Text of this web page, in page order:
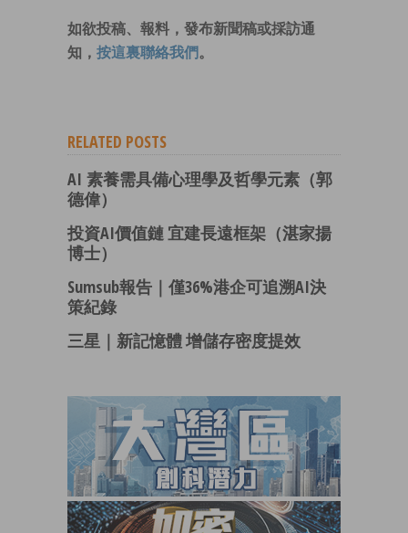
如欲投稿、報料，發布新聞稿或採訪通
知， 按這裏聯絡我們 。
RELATED POSTS
AI 素養需具備心理學及哲學元素（郭
德偉）
投資AI價值鏈 宜建長遠框架（湛家揚
博士）
Sumsub報告｜僅36%港企可追溯AI決
策紀錄
三星｜新記憶體 增儲存密度提效